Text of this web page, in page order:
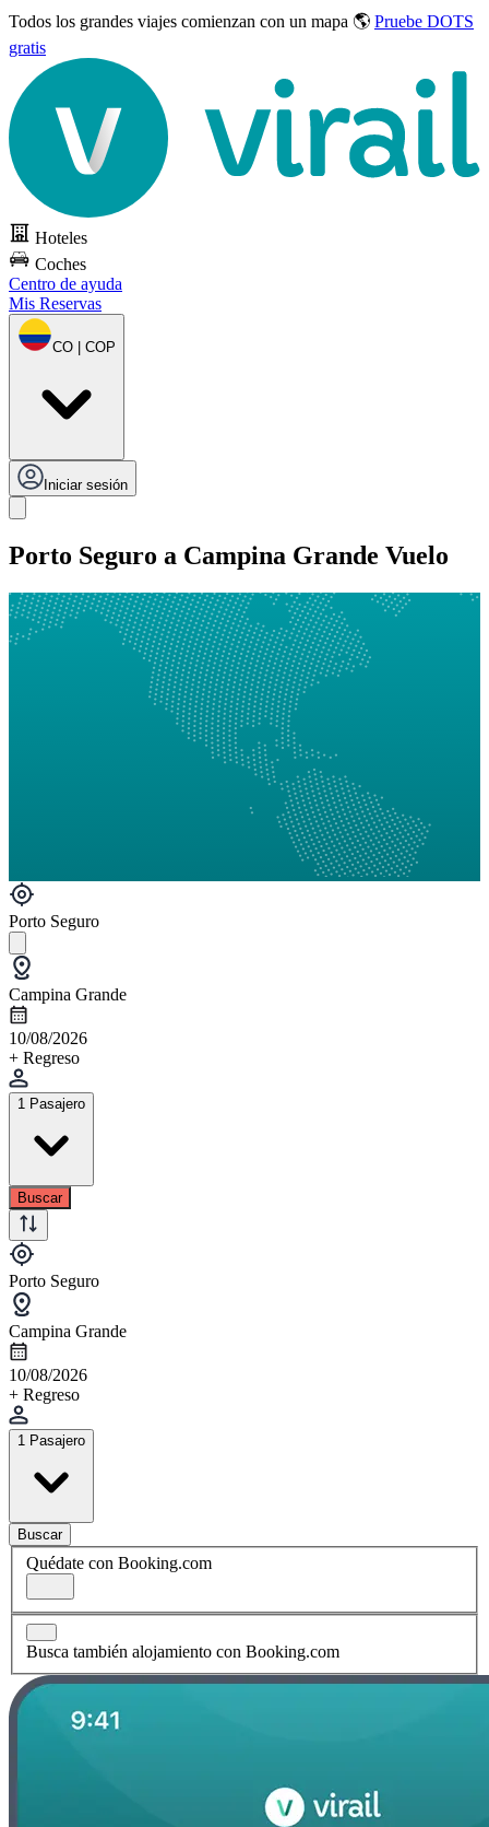
Todos los grandes viajes comienzan con un mapa 🌎 Pruebe DOTS
gratis
Hoteles
Coches
Centro de ayuda
Mis Reservas
CO | COP
Iniciar sesión
Porto Seguro a Campina Grande Vuelo
Porto Seguro
Campina Grande
10/08/2026
+ Regreso
1 Pasajero
Buscar
Porto Seguro
Campina Grande
10/08/2026
+ Regreso
1 Pasajero
Buscar
Quédate con Booking.com
Busca también alojamiento con Booking.com